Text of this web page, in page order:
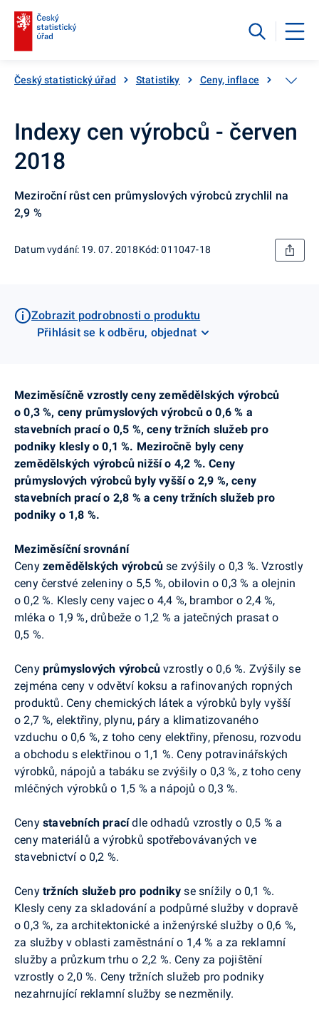
Český statistický úřad Statistiky Ceny, inflace Ceny
Indexy cen výrobců - červen
2018
Meziroční růst cen průmyslových výrobců zrychlil na
2,9 %
Datum vydání: 19. 07. 2018Kód: 011047-18
Zobrazit podrobnosti o produktu
Přihlásit se k odběru, objednat
Meziměsíčně vzrostly ceny zemědělských výrobců
o 0,3 %, ceny průmyslových výrobců o 0,6 % a
stavebních prací o 0,5 %, ceny tržních služeb pro
podniky klesly o 0,1 %. Meziročně byly ceny
zemědělských výrobců nižší o 4,2 %. Ceny
průmyslových výrobců byly vyšší o 2,9 %, ceny
stavebních prací o 2,8 % a ceny tržních služeb pro
podniky o 1,8 %.
Meziměsíční srovnání
Ceny zemědělských výrobců se zvýšily o 0,3 %. Vzrostly
ceny čerstvé zeleniny o 5,5 %, obilovin o 0,3 % a olejnin
o 0,2 %. Klesly ceny vajec o 4,4 %, brambor o 2,4 %,
mléka o 1,9 %, drůbeže o 1,2 % a jatečných prasat o
0,5 %.
Ceny průmyslových výrobců vzrostly o 0,6 %. Zvýšily se
zejména ceny v odvětví koksu a rafinovaných ropných
produktů. Ceny chemických látek a výrobků byly vyšší
o 2,7 %, elektřiny, plynu, páry a klimatizovaného
vzduchu o 0,6 %, z toho ceny elektřiny, přenosu, rozvodu
a obchodu s elektřinou o 1,1 %. Ceny potravinářských
výrobků, nápojů a tabáku se zvýšily o 0,3 %, z toho ceny
mléčných výrobků o 1,5 % a nápojů o 0,3 %.
Ceny stavebních pracídle odhadů vzrostly o 0,5 % a
ceny materiálů a výrobků spotřebovávaných ve
stavebnictví o 0,2 %.
Ceny tržních služeb pro podnikyse snížily o 0,1 %.
Klesly ceny za skladování a podpůrné služby v dopravě
o 0,3 %, za architektonické a inženýrské služby o 0,6 %,
za služby v oblasti zaměstnání o 1,4 % a za reklamní
služby a průzkum trhu o 2,2 %. Ceny za pojištění
vzrostly o 2,0 %. Ceny tržních služeb pro podniky
nezahrnující reklamní služby se nezměnily.